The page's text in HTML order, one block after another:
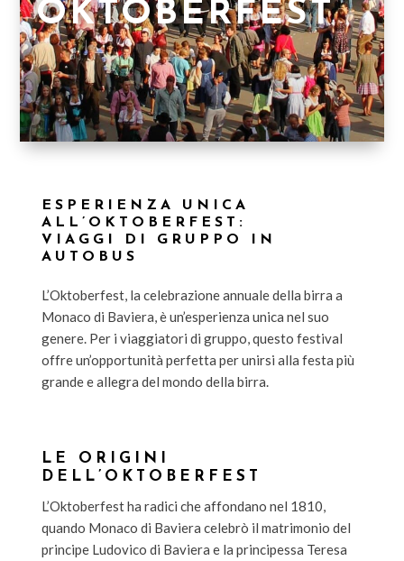
OKTOBERFEST
ESPERIENZA UNICA
ALL’OKTOBERFEST:
VIAGGI DI GRUPPO IN
AUTOBUS
L’Oktoberfest, la celebrazione annuale della birra a
Monaco di Baviera, è un’esperienza unica nel suo
genere. Per i viaggiatori di gruppo, questo festival
offre un’opportunità perfetta per unirsi alla festa più
grande e allegra del mondo della birra.
LE ORIGINI
DELL’OKTOBERFEST
L’Oktoberfest ha radici che affondano nel 1810,
quando Monaco di Baviera celebrò il matrimonio del
principe Ludovico di Baviera e la principessa Teresa